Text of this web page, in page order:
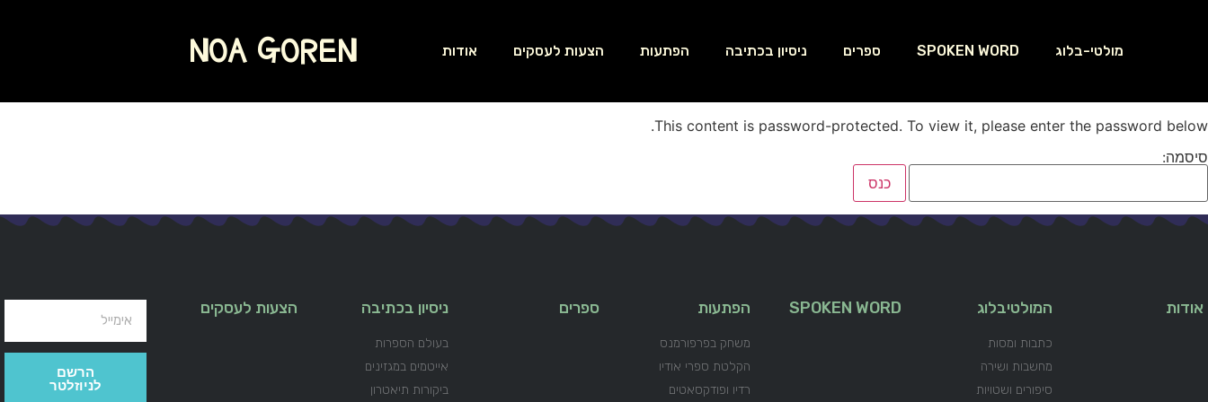
מולטי-בלוג SPOKEN WORD ספרים ניסיון בכתיבה הפתעות הצעות לעסקים אודות NOA GOREN
This content is password-protected. To view it, please enter the password below.
סיסמה:
אודות המולטיבלוג
כתבות ומסות
מחשבות ושירה
סיפורים ושטויות
SPOKEN WORD הפתעות
משחק בפרפורמנס
הקלטת ספרי אודיו
רדיו ופודקסאטים
ספרים ניסיון בכתיבה
בעולם הספרות
אייטמים במגזינים
ביקורות תיאטרון
הצעות לעסקים
הרשם
לניוזלטר